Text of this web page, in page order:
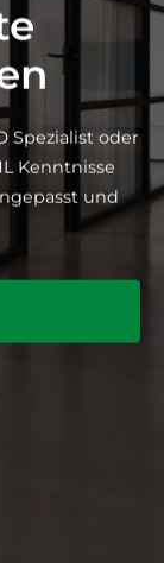
Spezialist oder
Kenntnisse
und